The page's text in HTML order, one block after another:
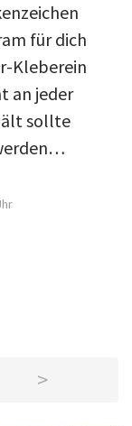
für dich
Kleberein
an jeder
sollte
>